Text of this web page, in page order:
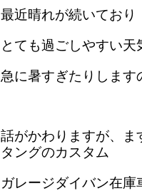
最近晴れが続いており
とても過ごしやすい天
急に暑すぎたりしま
話がかわりますが、ま
タングのカスタム
ガレージダイバン在